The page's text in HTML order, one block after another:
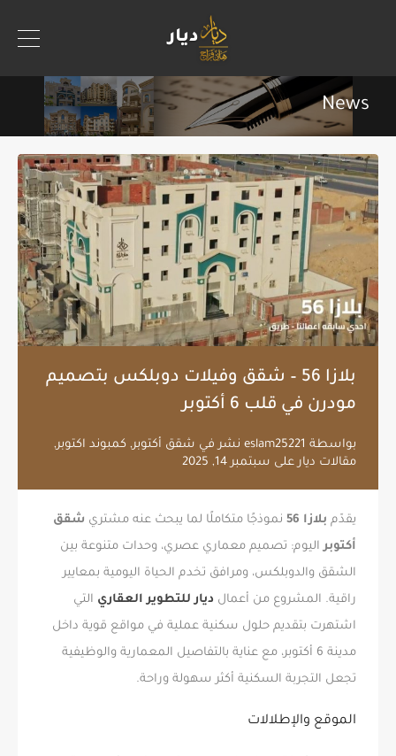
News
بلازا 56 – شقق وفيلات دوبلكس بتصميم
مودرن في قلب 6 أكتوبر
بواسطة eslam25221 نشر في شقق أكتوبر , كمبوند اكتوبر ,
مقالات ديار على سبتمبر 14, 2025
يقدّم بلازا 56 نموذجًا متكاملًا لما يبحث عنه مشتري شقق
أكتوبر اليوم: تصميم معماري عصري، وحدات متنوعة بين
الشقق والدوبلكس، ومرافق تخدم الحياة اليومية بمعايير
راقية. المشروع من أعمال ديار للتطوير العقاري التي
اشتهرت بتقديم حلول سكنية عملية في مواقع قوية داخل
مدينة 6 أكتوبر، مع عناية بالتفاصيل المعمارية والوظيفية
تجعل التجربة السكنية أكثر سهولة وراحة.
الموقع والإطلالات